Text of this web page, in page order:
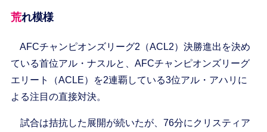
荒れ模様
AFCチャンピオンズリーグ2（ACL2）決勝進出を決め
ている首位アル・ナスルと、AFCチャンピオンズリーグ
エリート（ACLE）を2連覇している3位アル・アハリに
よる注目の直接対決。
試合は拮抗した展開が続いたが、76分にクリスティア